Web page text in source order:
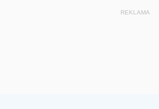
REKLAMA